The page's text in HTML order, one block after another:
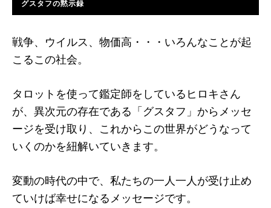
グスタフの黙示録
戦争、ウイルス、物価高・・・いろんなことが起
こるこの社会。
タロットを使って鑑定師をしているヒロキさん
が、異次元の存在である「グスタフ」からメッセ
ージを受け取り、これからこの世界がどうなって
いくのかを紐解いていきます。
変動の時代の中で、私たちの一人一人が受け止め
ていけば幸せになるメッセージです。